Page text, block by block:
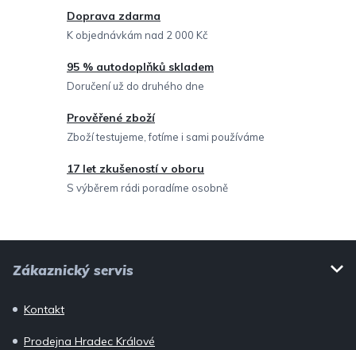
í
p
r
y
v
ý
Doprava zdarma
K objednávkám nad 2 000 Kč
95 % autodoplňků skladem
Doručení už do druhého dne
Prověřené zboží
Zboží testujeme, fotíme i sami používáme
17 let zkušeností v oboru
S výběrem rádi poradíme osobně
Zákaznický servis
Kontakt
Prodejna Hradec Králové